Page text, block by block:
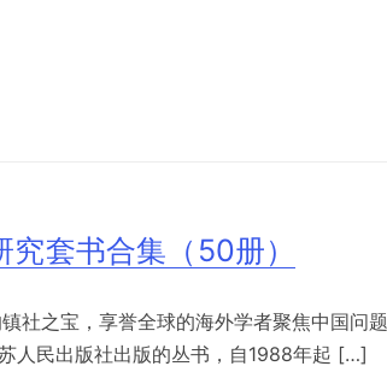
究套书合集（50册）
社之宝，享誉全球的海外学者聚焦中国问
人民出版社出版的丛书，自1988年起 […]